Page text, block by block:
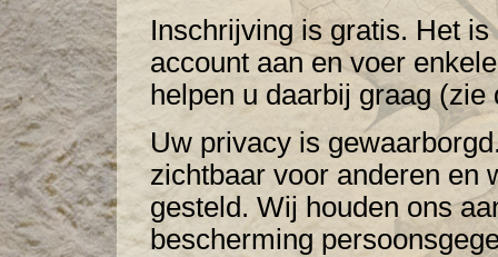
Inschrijving is gratis. Het
account aan en voer
helpen u daarbij graag
Uw privacy is
zichtbaar voor anderen en
gesteld. Wij houden ons
bescherming